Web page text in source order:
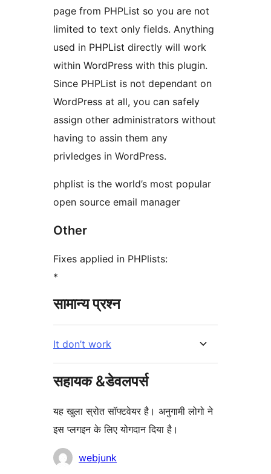
page from PHPList so you are not
limited to text only fields. Anything
used in PHPList directly will work
within WordPress with this plugin.
Since PHPList is not dependant on
WordPress at all, you can safely
assign other administrators without
having to assin them any
privledges in WordPress.
phplist is the world’s most popular
open source email manager
Other
Fixes applied in PHPlists:
*
सामान्य प्रश्न
It don’t work
सहायक &डेवलपर्स
यह खुला स्रोत सॉफ्टवेयर है। अनुगामी लोगो ने
इस प्लगइन के लिए योगदान दिया है।
योगदानकर्ताwebjunk